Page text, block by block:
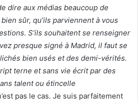
dire aux médias beaucoup de
sûr, qu’ils parviennent à vous
S’ils souhaitent se renseigner
presque signé à Madrid, il faut se
bien usés et des demi-vérités.
terne et sans vie écrit par des
talent ou étincelle
pas le cas. Je suis parfaitement